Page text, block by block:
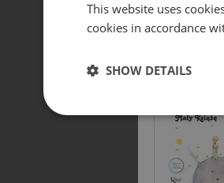
Antoine de
This website uses
cookies in accordance
SHOW DETAILS